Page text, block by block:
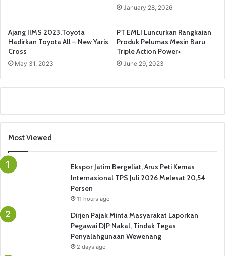
January 28, 2026
Ajang IIMS 2023,Toyota
Hadirkan Toyota All – New Yaris
Cross
May 31, 2023
PT EMLI Luncurkan Rangkaian
Produk Pelumas Mesin Baru
Triple Action Power+
June 29, 2023
Most Viewed
Ekspor Jatim Bergeliat, Arus Peti Kemas
Internasional TPS Juli 2026 Melesat 20,54
Persen
11 hours ago
Dirjen Pajak Minta Masyarakat Laporkan
Pegawai DJP Nakal, Tindak Tegas
Penyalahgunaan Wewenang
2 days ago